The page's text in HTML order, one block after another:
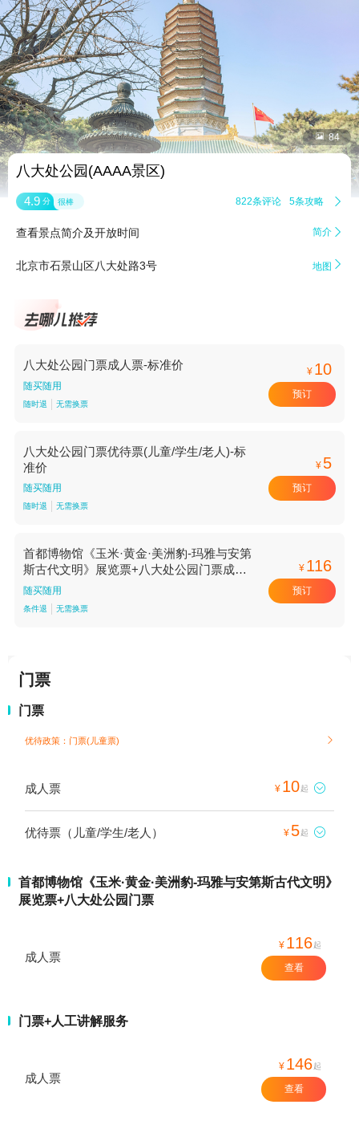
 84
八大处公园(AAAA景区)
4.9 分 很棒 822条评论 5条攻略 
查看景点简介及开放时间 简介 
北京市石景山区八大处路3号 地图 
八大处公园门票成人票-标准价
随买随用
随时退 无需换票
¥ 10
预订
八大处公园门票优待票(儿童/学生/老人)-标
准价
随买随用
随时退 无需换票
¥ 5
预订
首都博物馆《玉米·黄金·美洲豹-玛雅与安第
斯古代文明》展览票+八大处公园门票成人
票-16:00-19:00场【16:00-19:00场】
随买随用
条件退 无需换票
¥ 116
预订
门票
门票
优待政策：门票(儿童票) 
成人票 ¥ 10起 
优待票（儿童/学生/老人） ¥ 5起 
首都博物馆《玉米·黄金·美洲豹-玛雅与安第斯古代文明》
展览票+八大处公园门票
成人票
¥ 116起
查看
门票+人工讲解服务
成人票
¥ 146起
查看
